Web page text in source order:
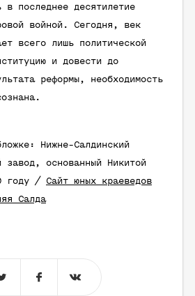
в последнее десятилетие
войной. Сегодня, век
всего лишь политической
и довести до
реформы, необходимость
Нижне-Салдинский
завод, основанный Никитой
году / Сайт юных краеведов
Салда